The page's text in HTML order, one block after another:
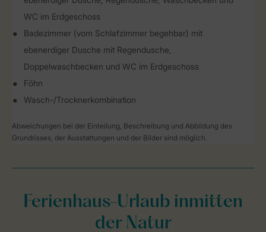
WC im Erdgeschoss
Badezimmer (vom Schlafzimmer begehbar) mit
ebenerdiger Dusche mit Regendusche,
Doppelwaschbecken und WC im Erdgeschoss
Föhn
Wasch-/Trocknerkombination
Abweichungen bei der Einteilung, Beschreibung und Abbildung des
Grundrisses, der Ausstattungen und der Bilder sind möglich.
Ferienhaus-Urlaub inmitten
der Natur